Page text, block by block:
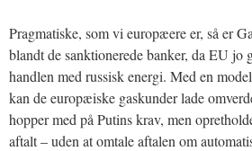
Pragmatiske, som vi europæere er, så er
blandt de sanktionerede banker, da EU jo
handlen med russisk energi. Med en
kan de europæiske gaskunder lade
hopper med på Putins krav, men
aftalt – uden at omtale aftalen om